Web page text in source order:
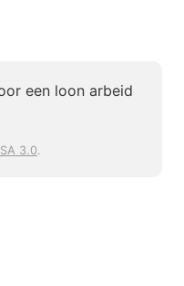
een loon arbeid
3.0.